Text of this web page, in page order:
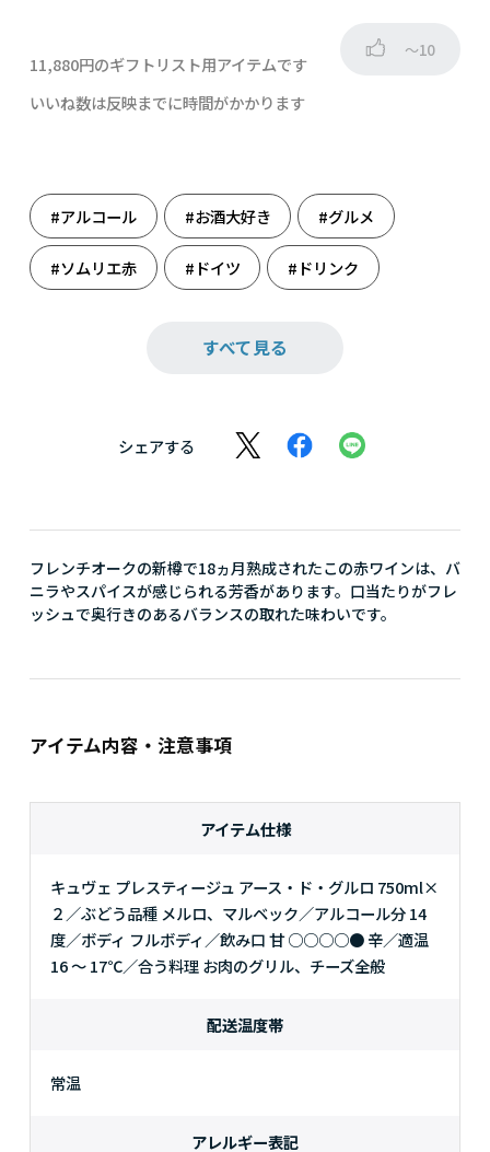
11,880円のギフトリスト用アイテムです
～10
いいね数は反映までに時間がかかります
#アルコール #お酒大好き #グルメ
#ソムリエ赤 #ドイツ #ドリンク
すべて見る
シェアする
フレンチオークの新樽で18ヵ月熟成されたこの赤ワインは、バ
ニラやスパイスが感じられる芳香があります。口当たりがフレ
ッシュで奥行きのあるバランスの取れた味わいです。
アイテム内容・注意事項
アイテム仕様
キュヴェ プレスティージュ アース・ド・グルロ 750ml×
２／ぶどう品種 メルロ、マルベック／アルコール分 14
度／ボディ フルボディ／飲み口 甘 ○○○○● 辛／適温
16 ～ 17℃／合う料理 お肉のグリル、チーズ全般
配送温度帯
常温
アレルギー表記